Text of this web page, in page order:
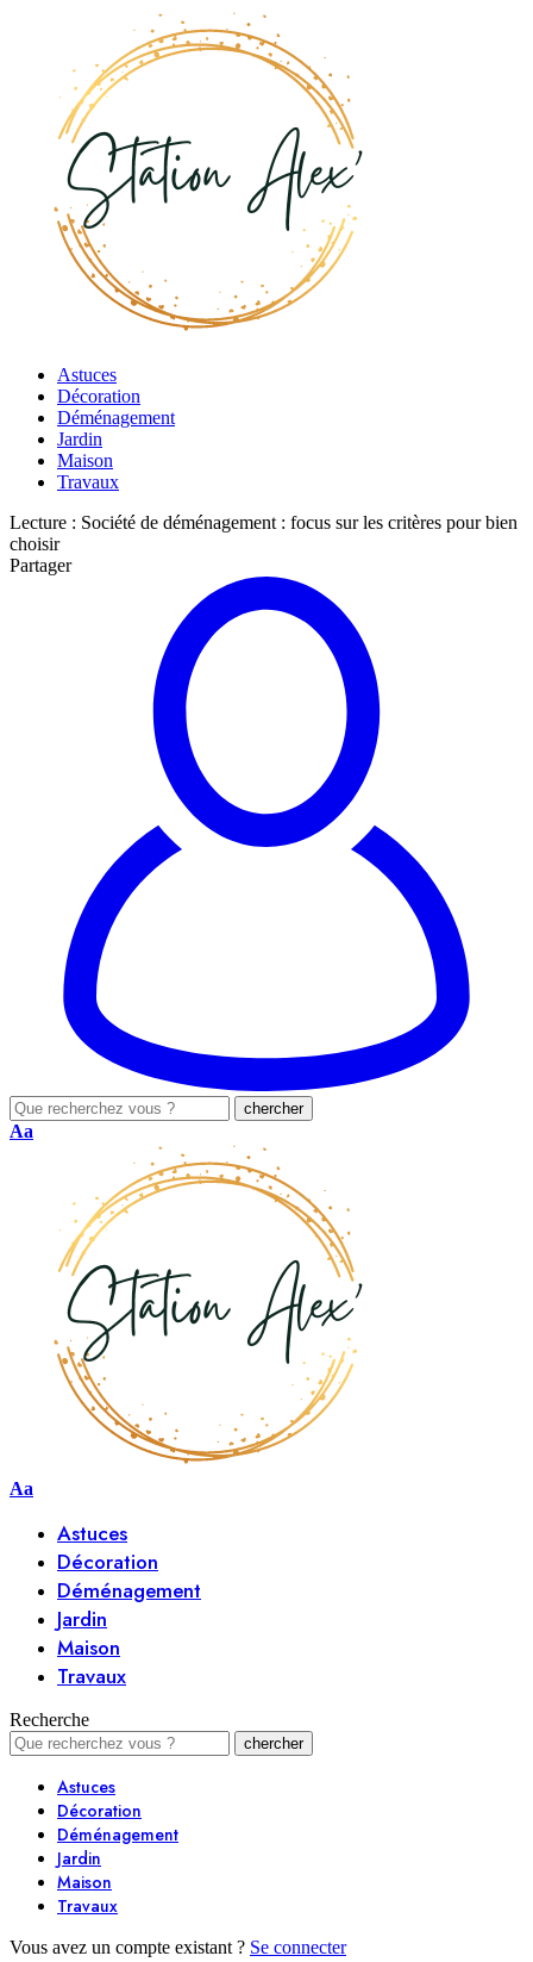
Astuces
Décoration
Déménagement
Jardin
Maison
Travaux
Lecture : Société de déménagement : focus sur les critères pour bien
choisir
Partager
Aa
Aa
Astuces
Décoration
Déménagement
Jardin
Maison
Travaux
Recherche
Astuces
Décoration
Déménagement
Jardin
Maison
Travaux
Vous avez un compte existant ? Se connecter